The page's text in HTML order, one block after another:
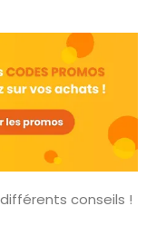
conseils !